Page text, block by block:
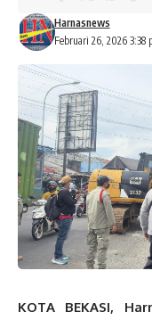
Februari 26, 2026 3:38
Harnasnews
KOTA BEKASI,